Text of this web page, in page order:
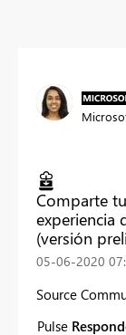
Comparte
experiencia
(versión
‎05-06-2020
Source
Pulse